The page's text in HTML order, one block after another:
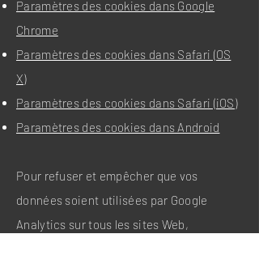
Paramètres des cookies dans Google
Chrome
Paramètres des cookies dans Safari (OS
X)
Paramètres des cookies dans Safari (iOS)
Paramètres des cookies dans Android
Pour refuser et empêcher que vos
données soient utilisées par Google
Analytics sur tous les sites Web,